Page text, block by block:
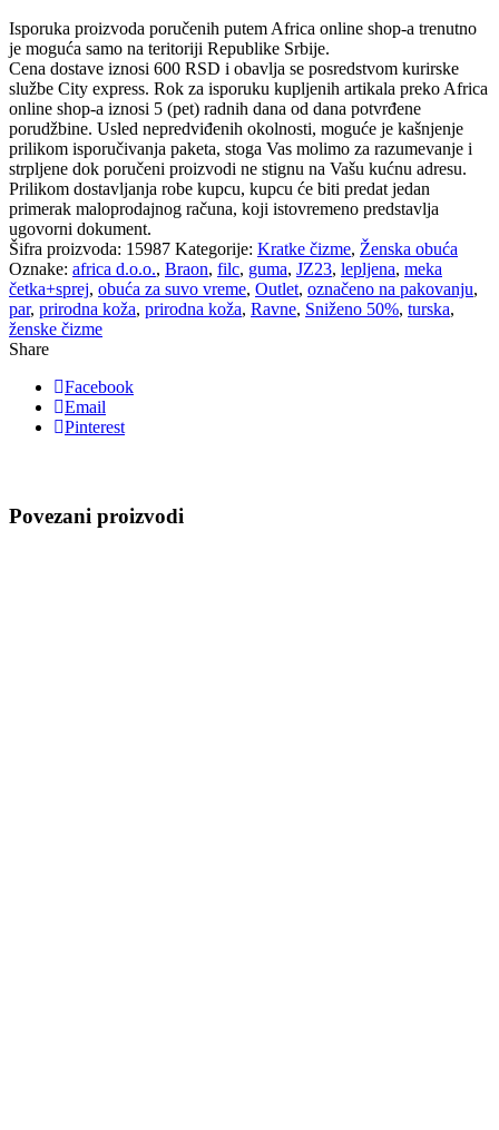
Isporuka proizvoda poručenih putem Africa online shop-a trenutno
je moguća samo na teritoriji Republike Srbije.
Cena dostave iznosi 600 RSD i obavlja se posredstvom kurirske
službe City express. Rok za isporuku kupljenih artikala preko Africa
online shop-a iznosi 5 (pet) radnih dana od dana potvrđene
porudžbine. Usled nepredviđenih okolnosti, moguće je kašnjenje
prilikom isporučivanja paketa, stoga Vas molimo za razumevanje i
strpljene dok poručeni proizvodi ne stignu na Vašu kućnu adresu.
Prilikom dostavljanja robe kupcu, kupcu će biti predat jedan
primerak maloprodajnog računa, koji istovremeno predstavlja
ugovorni dokument.
Šifra proizvoda: 15987 Kategorije: Kratke čizme, Ženska obuća
Oznake: africa d.o.o., Braon, filc, guma, JZ23, lepljena, meka
četka+sprej, obuća za suvo vreme, Outlet, označeno na pakovanju,
par, prirodna koža, prirodna koža, Ravne, Sniženo 50%, turska,
ženske čizme
Share
Facebook
Email
Pinterest
Povezani proizvodi